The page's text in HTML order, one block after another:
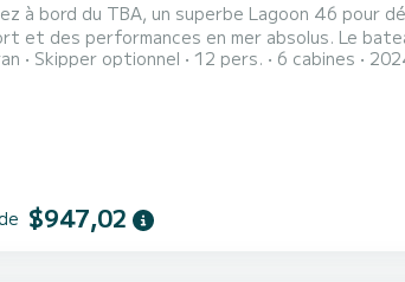
à bord du TBA, un superbe Lagoon 46 pour
en mer absolus. Le bateau dispose de 5 cabines entièrement équipées et d'une capacité de 12
D'une longueur hors tout de 14 mètres, il
Skipper optionnel 12 pers. 6 cabines
$947,02